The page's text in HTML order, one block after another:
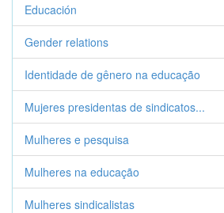
Educación
Gender relations
Identidade de gênero na educação
Mujeres presidentas de sindicatos...
Mulheres e pesquisa
Mulheres na educação
Mulheres sindicalistas